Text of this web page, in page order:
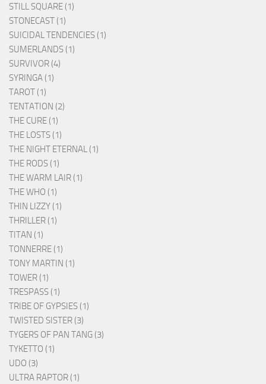
STILL SQUARE (1)
STONECAST (1)
SUICIDAL TENDENCIES (1)
SUMERLANDS (1)
SURVIVOR (4)
SYRINGA (1)
TAROT (1)
TENTATION (2)
THE CURE (1)
THE LOSTS (1)
THE NIGHT ETERNAL (1)
THE RODS (1)
THE WARM LAIR (1)
THE WHO (1)
THIN LIZZY (1)
THRILLER (1)
TITAN (1)
TONNERRE (1)
TONY MARTIN (1)
TOWER (1)
TRESPASS (1)
TRIBE OF GYPSIES (1)
TWISTED SISTER (3)
TYGERS OF PAN TANG (3)
TYKETTO (1)
UDO (3)
ULTRA RAPTOR (1)